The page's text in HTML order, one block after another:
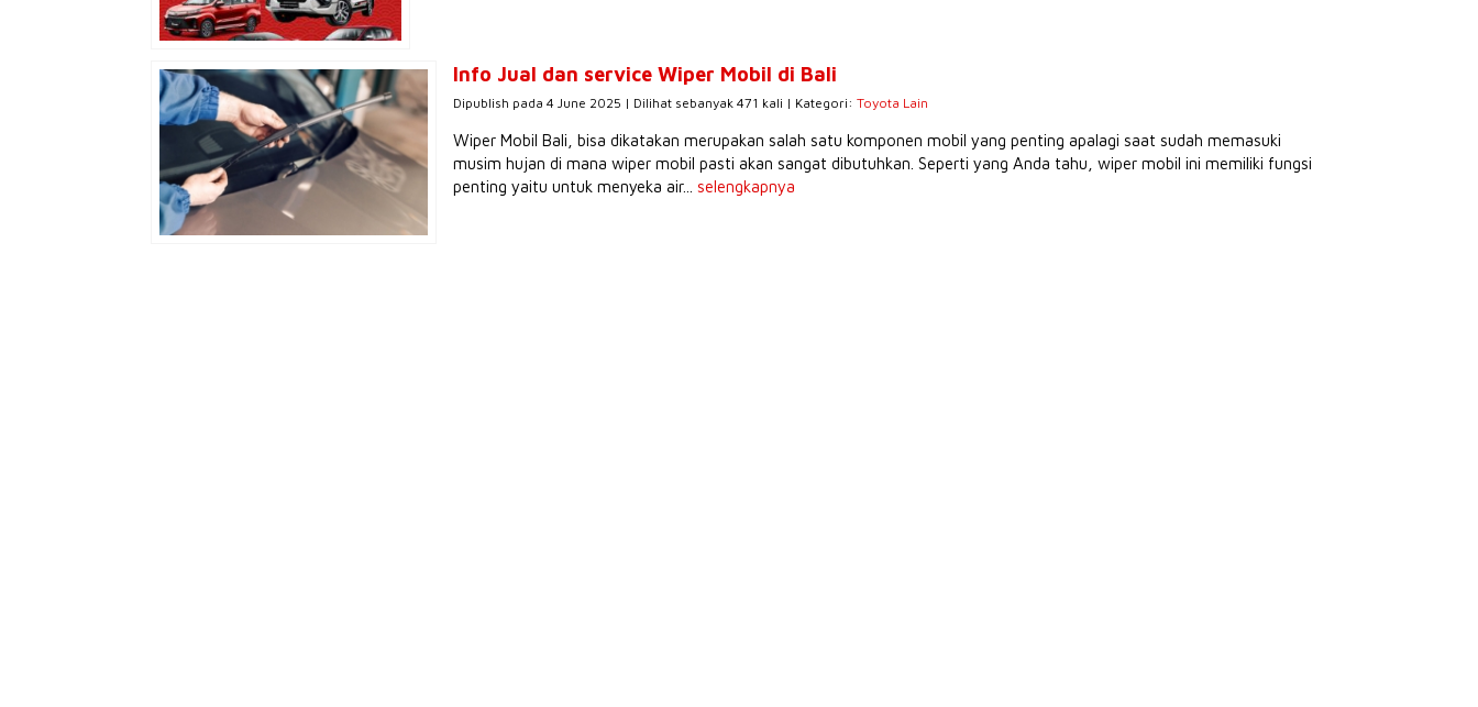
Info Jual dan service Wiper Mobil di Bali
Dipublish pada 4 June 2025 | Dilihat sebanyak 471 kali | Kategori: Toyota Lain
Wiper Mobil Bali, bisa dikatakan merupakan salah satu komponen mobil yang penting apalagi saat sudah memasuki
musim hujan di mana wiper mobil pasti akan sangat dibutuhkan. Seperti yang Anda tahu, wiper mobil ini memiliki fungsi
penting yaitu untuk menyeka air... selengkapnya